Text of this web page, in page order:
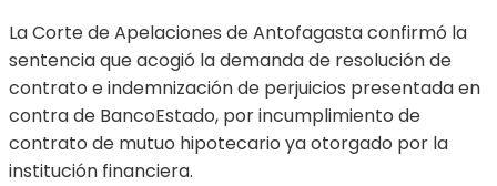
La Corte de Apelaciones de Antofagasta confirmó la
sentencia que acogió la demanda de resolución de
contrato e indemnización de perjuicios presentada en
contra de BancoEstado, por incumplimiento de
contrato de mutuo hipotecario ya otorgado por la
institución financiera.